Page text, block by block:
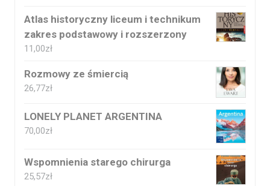
Atlas historyczny liceum i technikum
zakres podstawowy i rozszerzony
11,00zł
Rozmowy ze śmiercią
26,77zł
LONELY PLANET ARGENTINA
70,00zł
Wspomnienia starego chirurga
25,57zł